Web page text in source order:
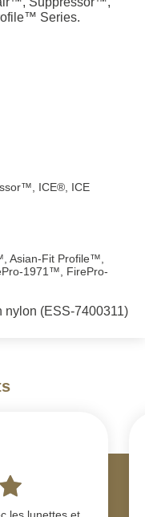
Series.
ICE®, ICE
Asian-Fit Profile™,
1971™, FirePro-
nylon (ESS-7400311)